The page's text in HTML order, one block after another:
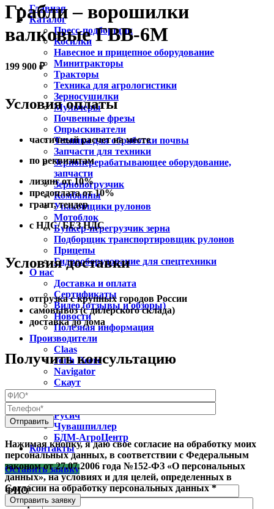
Главная
Каталог
Пресс-подборщик
Косилки
Навесное и прицепное оборудование
Минитракторы
Тракторы
Техника для агрологистики
Зерносушилки
Мульчеры
Почвенные фрезы
Опрыскиватели
Техника для обработки почвы
Запчасти для техники
Зерноперерабатывающее оборудование,
запчасти
Зернопогрузчик
Комбайны
Упаковщики рулонов
Мотоблок
Бункер-перегрузчик зерна
Подборщик транспортировщик рулонов
Прицепы
Гидрооборудование для спецтехники
О нас
Доставка и оплата
Сертификаты
Видео (отзывы и обзоры)
Новости
Полезная информация
Производители
Claas
Jonh Deere
Navigator
Скаут
Лилиани
Унисибмаш
Русич
Чувашпиллер
БДМ-АгроЦентр
Контакты
Оставить заявку
ФИО
Телефон
Грабли – ворошилки
валковые ГВВ-6М
199 900 ₽
Условия оплаты
частичный расчет на месте
по реквизитам
лизинг от 10%
предоплата от 10%
грант, тендер
с НДС/ БЕЗ НДС
Условия доставки
отгрузка с крупных городов России
самовывоз (с дилерского склада)
доставка до дома
Получить консультацию
Нажимая кнопку, я даю свое согласие на обработку моих
персональных данных, в соответствии с Федеральным
законом от 27.07.2006 года №152-ФЗ «О персональных
данных», на условиях и для целей, определенных в
Согласии на обработку персональных данных *
Отправить заявку